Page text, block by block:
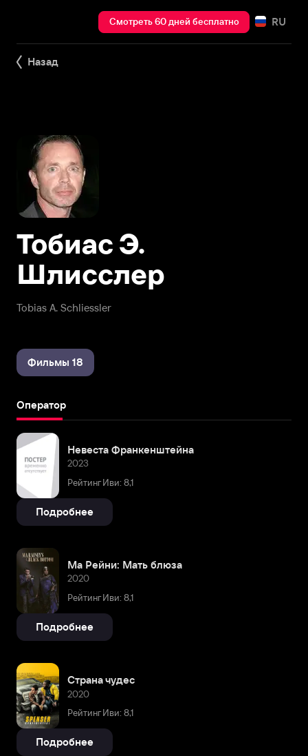
Смотреть 60 дней бесплатно RU
Назад
Tobias A. Schliessler
Тобиас Э.
Шлисслер
Фильмы 18
Оператор
Невеста Франкенштейна
2023
Рейтинг Иви: 8,1
Подробнее
Ма Рейни: Мать блюза
2020
Рейтинг Иви: 8,1
Подробнее
Страна чудес
2020
Рейтинг Иви: 8,1
Подробнее